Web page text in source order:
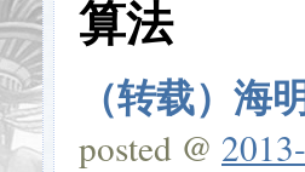
算法
（转载）海
posted @